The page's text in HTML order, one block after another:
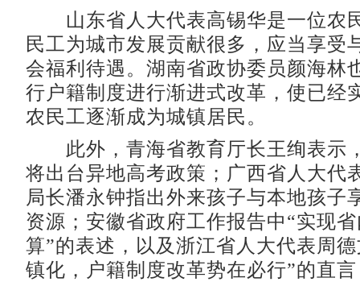
山东省人大代表高锡华是一位农
民工为城市发展贡献很多，应当享受
会福利待遇。湖南省政协委员颜海林
行户籍制度进行渐进式改革，使已经
农民工逐渐成为城镇居民。
此外，青海省教育厅长王绚表示
将出台异地高考政策；广西省人大代
局长潘永钟指出外来孩子与本地孩子
资源；安徽省政府工作报告中“实现
算”的表述，以及浙江省人大代表周
镇化，户籍制度改革势在必行”的直